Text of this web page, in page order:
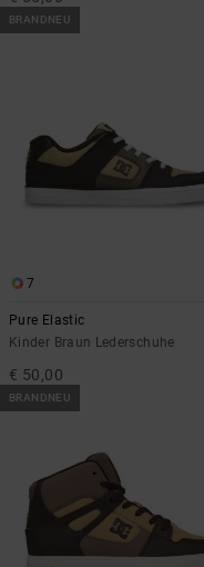
BRANDNEU
7
Pure Elastic
Kinder Braun Lederschuhe
€ 50,00
BRANDNEU